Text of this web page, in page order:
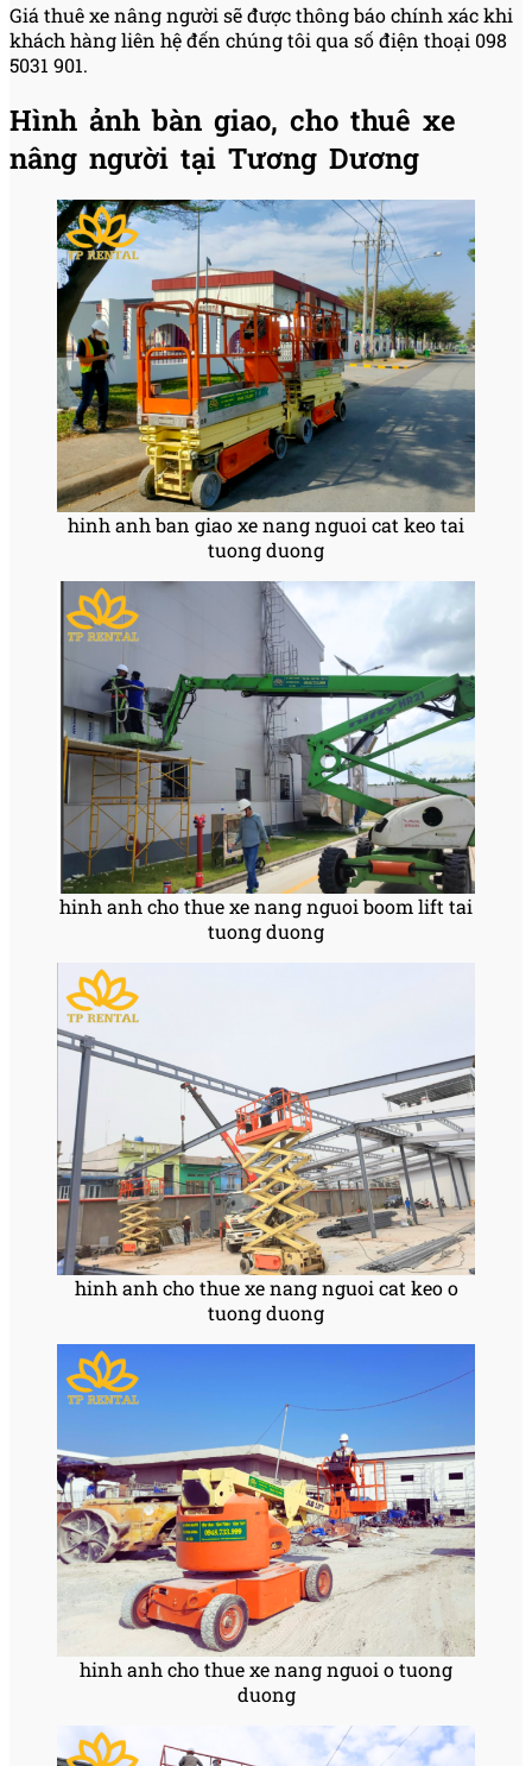
Giá thuê xe nâng người sẽ được thông báo chính xác khi
khách hàng liên hệ đến chúng tôi qua số điện thoại 098
5031 901.
Hình ảnh bàn giao, cho thuê xe
nâng người tại Tương Dương
hinh anh ban giao xe nang nguoi cat keo tai
tuong duong
hinh anh cho thue xe nang nguoi boom lift tai
tuong duong
hinh anh cho thue xe nang nguoi cat keo o
tuong duong
hinh anh cho thue xe nang nguoi o tuong
duong